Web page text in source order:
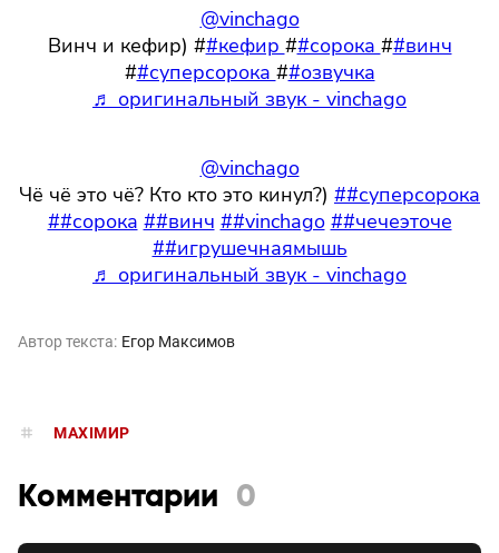
@vinchago
Винч и кефир) ##кефир ##сорока ##винч
##суперсорока ##озвучка
♬ оригинальный звук - vinchago
@vinchago
Чё чё это чё? Кто кто это кинул?) ##суперсорока
##сорока ##винч ##vinchago ##чечеэточе
##игрушечнаямышь
♬ оригинальный звук - vinchago
Автор текста: Егор Максимов
MAXIMИР
Комментарии 0